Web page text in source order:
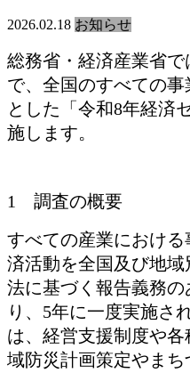
2026.02.18 お知らせ
総務省・経済産業省
で、全国のすべての
とした「令和8年経済
施します。
1 調査の概要
すべての産業におけ
済活動を全国及び地
法に基づく報告義務
り、5年に一度実施さ
は、経営支援制度や
域防災計画策定やま